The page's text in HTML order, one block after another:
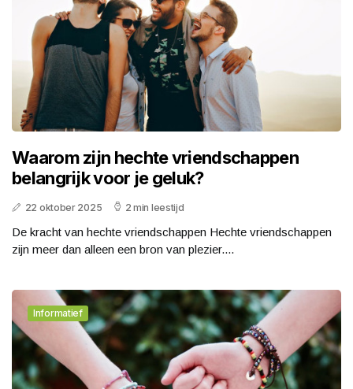
Waarom zijn hechte vriendschappen
belangrijk voor je geluk?
22 oktober 2025 2 min leestijd
De kracht van hechte vriendschappen Hechte vriendschappen
zijn meer dan alleen een bron van plezier....
Informatief